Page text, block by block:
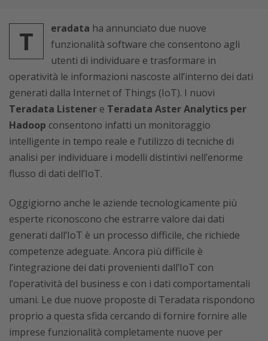
T eradata ha annunciato due nuove
funzionalità software che consentono agli
utenti di individuare e trasformare in
operatività le informazioni nascoste all’interno dei dati
generati dalla Internet of Things (IoT). I nuovi
Teradata Listener e Teradata Aster Analytics per
Hadoop consentono infatti un monitoraggio
intelligente in tempo reale e l’utilizzo di tecniche di
analisi per individuare i modelli distintivi nell’enorme
flusso di dati dell’IoT.
Oggigiorno anche le aziende tecnologicamente più
esperte riconoscono che estrarre valore dai dati
generati dall’IoT è un processo difficile, che richiede
competenze adeguate. Ancora più difficile è
l’integrazione dei dati provenienti dall’IoT con
l’operatività del business e con i dati comportamentali
umani. Le due nuove proposte di Teradata rispondono
proprio a questa sfida cercando di fornire fornire alle
imprese funzionalità completamente nuove per